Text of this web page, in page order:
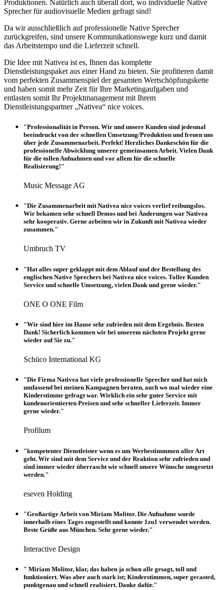
Produktionen. Natürlich auch überall dort, wo individuelle Native
Sprecher für audiovisuelle Medien gefragt sind!
Da wir ausschließlich auf professionelle Native Sprecher
zurückgreifen, sind unsere Kommunikationswege kurz und damit
das Arbeitstempo und die Lieferzeit schnell.
Die Idee mit Nativea ist es, Ihnen das komplette
Dienstleistungspaket aus einer Hand zu bieten. Sie profitieren damit
vom perfekten Zusammenspiel der gesamten Wertschöpfungskette
und haben somit mehr Zeit für Ihre Marketingaufgaben und
entlasten somit Ihr Projektmanagement mit Ihrem
Dienstleistungspartner „Nativea“ nice voices.
"Professionalität in Person. Wir und unsere Kunden sind jedesmal
beeindruckt von der schnellen Umsetzung/Produktion und freuen uns
über jede Zusammenarbeit. Perfekt! Herzliches Dankeschön für die
professionelle Abwicklung unserer gemeinsamen Arbeit. Vielen Dank
für die tollen Aufnahmen und vor allem für die schnelle
Realisierung!"
Music Message AG
"Die Zusammenarbeit mit Nativea nice voices verlief reibungslos.
Wir bekamen sehr schnell Demos und bei Änderungen war Nativea
sehr kooperativ. Gerne arbeiten wir in Zukunft mit Nativea wieder
zusammen."
Umbruch TV
"Hat alles super geklappt mit dem Ablauf und der Bestellung des
englischen Native Sprechers bei Nativea nice voices. Toller Kunden
Service und schnelle Umsetzung, vielen Dank und gerne wieder."
ONE O ONE Film
"Wir sind hier im Hause sehr zufrieden mit dem Ergebnis. Besten
Dank! Sicherlich kommen wir bei unserem nächsten Projekt gerne
wieder auf Sie zu."
Schüco International KG
"Die Firma Nativea hat viele professionelle Sprecher und hat mich
umfassend bei meinen Kampagnen beraten, auch wo mal wieder eine
Kinderstimme gefragt war. Wirklich ein sehr guter Service mit
kundenorientierten Preisen und sehr schneller Lieferzeit. Immer
gerne wieder."
Profilum
"kompetenter Dienstleister wenn es um Werbestimmmen aller Art
geht. Wir sind mit dem Service und der Reaktion sehr zufrieden und
sind immer wieder überrascht wie schnell unsere Wünsche umgesetzt
werden."
eseven Holding
"Großartige Arbeit von Miriam Molitor. Die Aufnahme wurde
innerhalb eines Tages zugestellt und konnte 1zu1 verwendet werden.
Beste Grüße aus München. Sehr gerne wieder."
Interactive Design
" Miriam Molitor, klar, das haben ja schon alle gesagt, toll und
funktioniert. Was aber auch stark ist; Kinderstimmen, super gecasted,
punktgenau und schnell realisiert. Danke dafür."